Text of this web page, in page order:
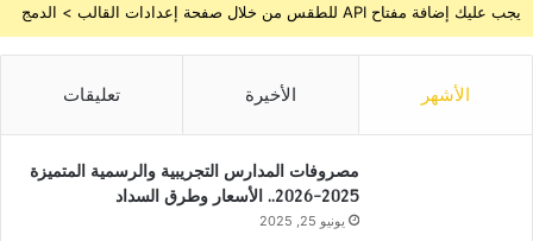
يجب عليك إضافة مفتاح API للطقس من خلال صفحة إعدادات القالب > الدمج
الأشهر الأخيرة تعليقات
مصروفات المدارس التجريبية والرسمية المتميزة
2025-2026.. الأسعار وطرق السداد
يونيو 25, 2025